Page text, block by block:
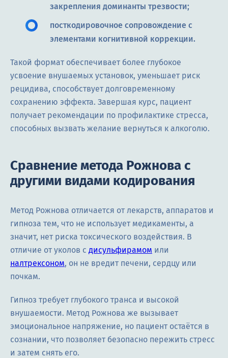
закрепления доминанты трезвости;
посткодировочное сопровождение с
элементами когнитивной коррекции.
Такой формат обеспечивает более глубокое
усвоение внушаемых установок, уменьшает риск
рецидива, способствует долговременному
сохранению эффекта. Завершая курс, пациент
получает рекомендации по профилактике стресса,
способных вызвать желание вернуться к алкоголю.
Сравнение метода Рожнова с
другими видами кодирования
Метод Рожнова отличается от лекарств, аппаратов и
гипноза тем, что не использует медикаменты, а
значит, нет риска токсического воздействия. В
отличие от уколов с дисульфирамом или
налтрексоном, он не вредит печени, сердцу или
почкам.
Гипноз требует глубокого транса и высокой
внушаемости. Метод Рожнова же вызывает
эмоциональное напряжение, но пациент остаётся в
сознании, что позволяет безопасно пережить стресс
и затем снять его.